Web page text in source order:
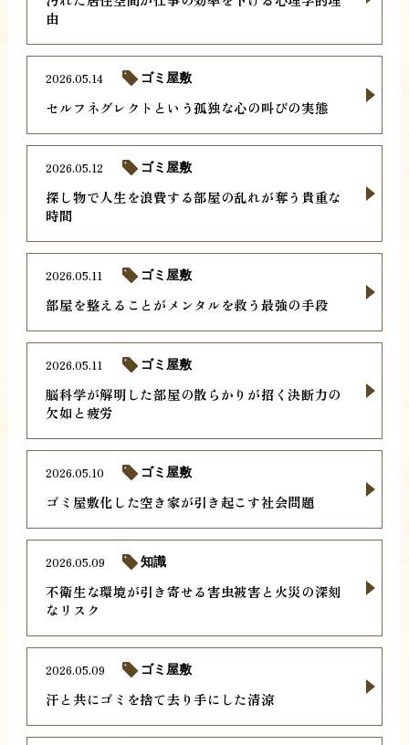
由
セルフネグレクトという孤独な心の叫びの実態
2026.05.14 ゴミ屋敷
探し物で人生を浪費する部屋の乱れが奪う貴重な
時間
2026.05.12 ゴミ屋敷
部屋を整えることがメンタルを救う最強の手段
2026.05.11 ゴミ屋敷
脳科学が解明した部屋の散らかりが招く決断力の
欠如と疲労
2026.05.11 ゴミ屋敷
ゴミ屋敷化した空き家が引き起こす社会問題
2026.05.10 ゴミ屋敷
不衛生な環境が引き寄せる害虫被害と火災の深刻
なリスク
2026.05.09 知識
汗と共にゴミを捨て去り手にした清涼
2026.05.09 ゴミ屋敷